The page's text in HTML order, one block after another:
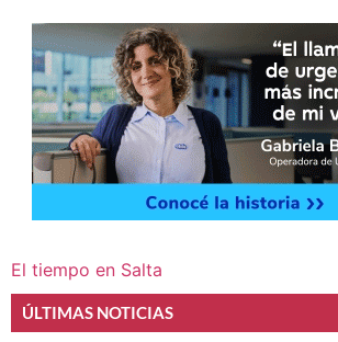
El tiempo en Salta
ÚLTIMAS NOTICIAS